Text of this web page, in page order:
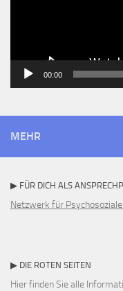
00:00
MEHR
▶ FÜR DICH ALS
Netzwerk für
▶ DIE ROTEN SEITEN
Hier finden Sie alle